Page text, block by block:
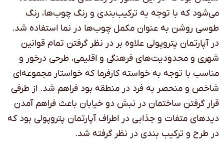
می‌شود که با توجه به ترکیب‌بندی و رنگ چوب‌ها، رنگ
طوسی روشن به عنوان مکمل چوب‌ها در نما استفاده شد.
در آپارتمان پتروپولی علاوه بر در نظر گرفتن تمام قوانین
شهری و محدودیت‌های فرهنگی و اقلیمی، طرحی درخور و
مناسب با توجه به خواسته کارفرما که خواستار مجموعه‌ای
شاخص و منحصر به فرد در منطقه بود فراهم شد. از طرفی
قرار گرفتن ساختمان در نبش دو خیابان باعث فراهم آمدن
دیدهای متفات و جذابی در اطراف آپارتمان پتروپولی بود که
در طرح و ترکیب بندی در نظر گرفته شد.